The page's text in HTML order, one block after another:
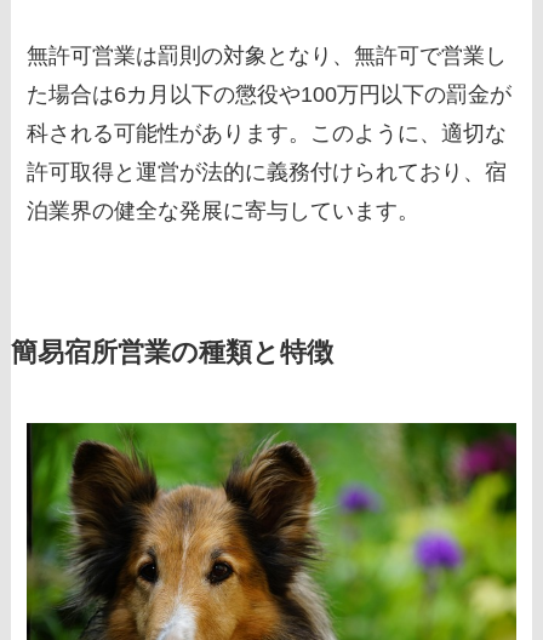
無許可営業は罰則の対象となり、無許可で営業し
た場合は6カ月以下の懲役や100万円以下の罰金が
科される可能性があります。このように、適切な
許可取得と運営が法的に義務付けられており、宿
泊業界の健全な発展に寄与しています。
簡易宿所営業の種類と特徴